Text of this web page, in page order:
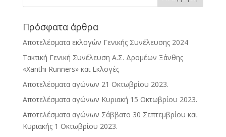
Πρόσφατα άρθρα
Αποτελέσματα εκλογών Γενικής Συνέλευσης 2024
Τακτική Γενική Συνέλευση Α.Σ. Δρομέων Ξάνθης
«Xanthi Runners» και Εκλογές
Αποτελέσματα αγώνων 21 Οκτωβρίου 2023.
Αποτελέσματα αγώνων Κυριακή 15 Οκτωβρίου 2023.
Αποτελέσματα αγώνων Σάββατο 30 Σεπτεμβρίου και
Κυριακής 1 Οκτωβρίου 2023.